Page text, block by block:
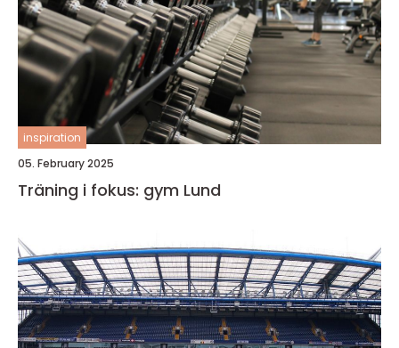
inspiration
05. February 2025
Träning i fokus: gym Lund